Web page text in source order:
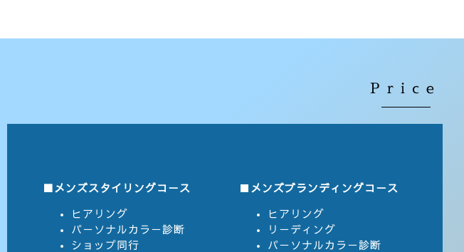
Price
■メンズスタイリングコース
ヒアリング
パーソナルカラー診断
ショップ同行
メンズブランディングコース
ヒアリング
リーディング
パーソナルカラー診断